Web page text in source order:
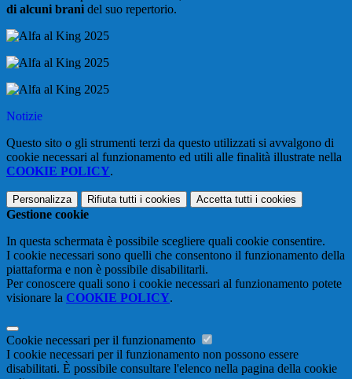
di alcuni brani del suo repertorio.
Notizie
Questo sito o gli strumenti terzi da questo utilizzati si avvalgono di
cookie necessari al funzionamento ed utili alle finalità illustrate nella
COOKIE POLICY.
Personalizza Rifiuta tutti i cookies Accetta tutti i cookies
Gestione cookie
In questa schermata è possibile scegliere quali cookie consentire.
I cookie necessari sono quelli che consentono il funzionamento della
piattaforma e non è possibile disabilitarli.
Per conoscere quali sono i cookie necessari al funzionamento potete
visionare la COOKIE POLICY.
Cookie necessari per il funzionamento
I cookie necessari per il funzionamento non possono essere
disabilitati. È possibile consultare l'elenco nella pagina della cookie